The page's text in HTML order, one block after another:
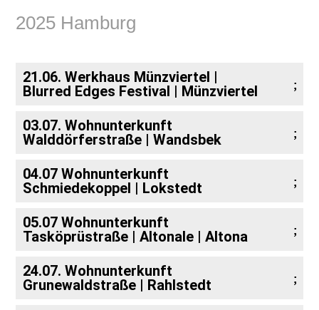
2025 Hamburg
21.06. Werkhaus Münzviertel |
Blurred Edges Festival | Münzviertel
03.07. Wohnunterkunft
Walddörferstraße | Wandsbek
04.07 Wohnunterkunft
Schmiedekoppel | Lokstedt
05.07 Wohnunterkunft
Tasköprüstraße | Altonale | Altona
24.07. Wohnunterkunft
Grunewaldstraße | Rahlstedt